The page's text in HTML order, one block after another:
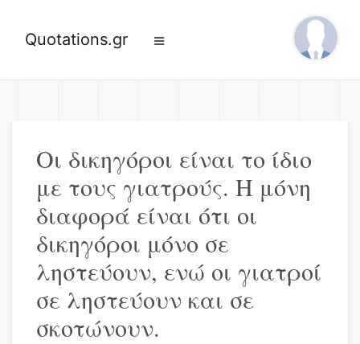
Quotations.gr
Οι δικηγόροι είναι το ίδιο
με τους γιατρούς. Η μόνη
διαφορά είναι ότι οι
δικηγόροι μόνο σε
ληστεύουν, ενώ οι γιατροί
σε ληστεύουν και σε
σκοτώνουν.